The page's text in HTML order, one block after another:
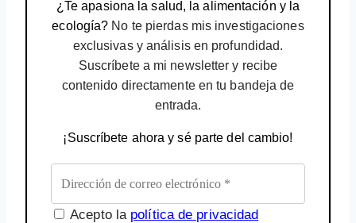
¿Te apasiona la salud, la alimentación y la
ecología? No te pierdas mis investigaciones
exclusivas y análisis en profundidad.
Suscríbete a mi newsletter y recibe
contenido directamente en tu bandeja de
entrada.
¡Suscríbete ahora y sé parte del cambio!
Acepto la política de privacidad